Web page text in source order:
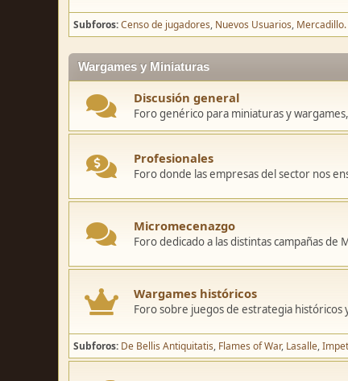
Subforos Censo de jugadores Nuevos Usuarios Mercadillo.
Wargames y Miniaturas
Discusión general
Foro genérico para miniaturas y
Profesionales
Foro donde las empresas del sector nos
Micromecenazgo
Foro dedicado a las distintas campañas de
Wargames históricos
Foro sobre juegos de estrategia históricos
Subforos De Bellis Antiquitatis Flames of War Lasalle